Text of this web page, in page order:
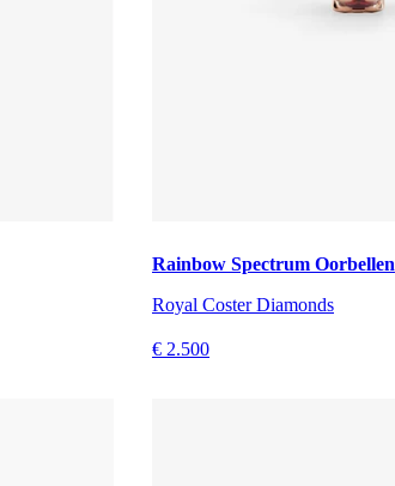
Rainbow Spectrum Oorbellen
Royal Coster Diamonds
€ 2.500